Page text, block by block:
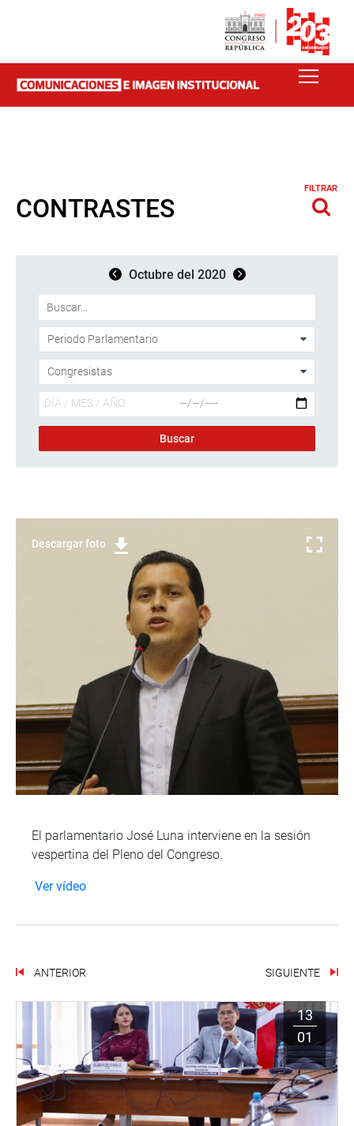
CONTRASTES
FILTRAR
Octubre del 2020
Descargar foto
El parlamentario José Luna interviene en la sesión
vespertina del Pleno del Congreso.
Ver vídeo
ANTERIOR SIGUIENTE
13
01